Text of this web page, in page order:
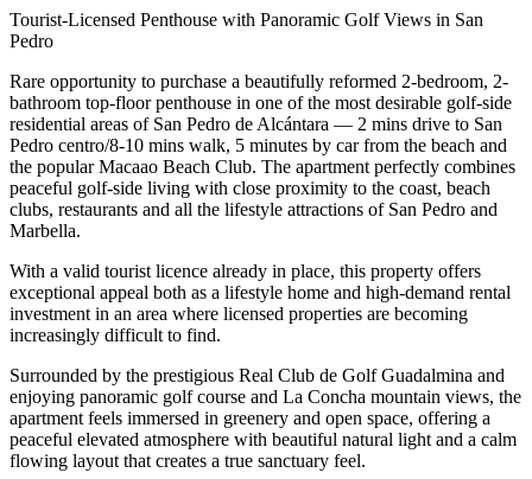
Tourist-Licensed Penthouse with Panoramic Golf Views in San
Pedro
Rare opportunity to purchase a beautifully reformed 2-bedroom, 2-
bathroom top-floor penthouse in one of the most desirable golf-side
residential areas of San Pedro de Alcántara — 2 mins drive to San
Pedro centro/8-10 mins walk, 5 minutes by car from the beach and
the popular Macaao Beach Club. The apartment perfectly combines
peaceful golf-side living with close proximity to the coast, beach
clubs, restaurants and all the lifestyle attractions of San Pedro and
Marbella.
With a valid tourist licence already in place, this property offers
exceptional appeal both as a lifestyle home and high-demand rental
investment in an area where licensed properties are becoming
increasingly difficult to find.
Surrounded by the prestigious Real Club de Golf Guadalmina and
enjoying panoramic golf course and La Concha mountain views, the
apartment feels immersed in greenery and open space, offering a
peaceful elevated atmosphere with beautiful natural light and a calm
flowing layout that creates a true sanctuary feel.